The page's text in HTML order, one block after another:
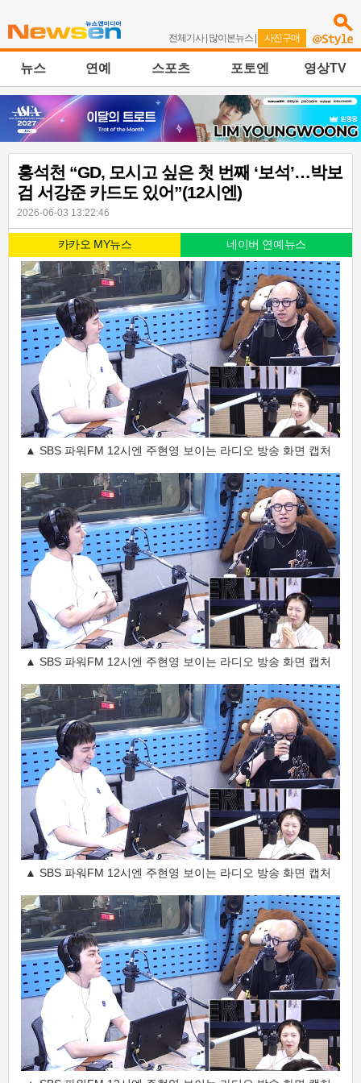
전체기사| 많이본뉴스 | 사진구매
뉴스 연예 스포츠 포토엔 영상TV
홍석천 “GD, 모시고 싶은 첫 번째 ‘보석’…박보
검 서강준 카드도 있어”(12시엔)
2026-06-03 13:22:46
카카오 MY뉴스 네이버 연예뉴스
▲ SBS 파워FM 12시엔 주현영 보이는 라디오 방송 화면 캡처
▲ SBS 파워FM 12시엔 주현영 보이는 라디오 방송 화면 캡처
▲ SBS 파워FM 12시엔 주현영 보이는 라디오 방송 화면 캡처